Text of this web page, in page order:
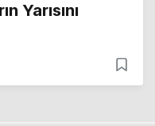
Yarısını